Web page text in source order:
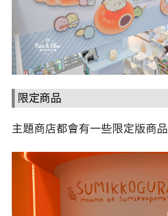
限定商品
主題商店都會有一些限定版商品